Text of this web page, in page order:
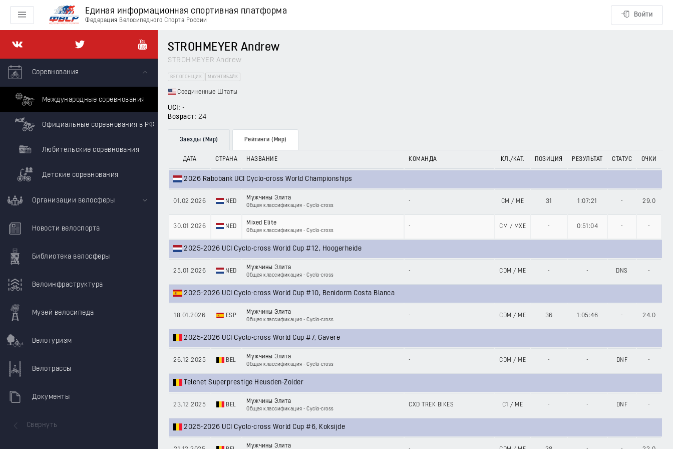
Единая информационная спортивная платформа
Федерация Велосипедного Спорта России
Войти
Соревнования
Международные соревнования
Официальные соревнования в РФ
Любительские соревнования
Детские соревнования
Организации велосферы
Новости велоспорта
Библиотека велосферы
Велоинфраструктура
Музей велосипеда
Велотуризм
Велотрассы
Документы
Свернуть
STROHMEYER Andrew
STROHMEYER Andrew
ВЕЛОГОНЩИК МАУНТИБАЙК
Соединенные Штаты
UCI: -
Возраст: 24
Заезды (Мир) Рейтинги (Мир)
ДАТА СТРАНА НАЗВАНИЕ КОМАНДА КЛ./КАТ. ПОЗИЦИЯ РЕЗУЛЬТАТ СТАТУС ОЧКИ
2026 Rabobank UCI Cyclo-cross World Championships
01.02.2026 NED
Мужчины Элита
Общая классификация - Cyclo-cross
- CM/ ME 31 1:07:21 - 29.0
30.01.2026 NED
Mixed Elite
Общая классификация - Cyclo-cross
- CM / MXE - 0:51:04 - -
2025-2026 UCI Cyclo-cross World Cup #12, Hoogerheide
25.01.2026 NED
Мужчины Элита
Общая классификация - Cyclo-cross
- CDM / ME - - DNS -
2025-2026 UCI Cyclo-cross World Cup #10, Benidorm Costa Blanca
18.01.2026 ESP
Мужчины Элита
Общая классификация - Cyclo-cross
- CDM / ME 36 1:05:46 - 24.0
2025-2026 UCI Cyclo-cross World Cup #7, Gavere
26.12.2025 BEL
Мужчины Элита
Общая классификация - Cyclo-cross
- CDM / ME - - DNF -
Telenet Superprestige Heusden-Zolder
23.12.2025 BEL
Мужчины Элита
Общая классификация - Cyclo-cross
CXD TREK BIKES C1/ ME - - DNF -
2025-2026 UCI Cyclo-cross World Cup #6, Koksijde
Мужчины Элита